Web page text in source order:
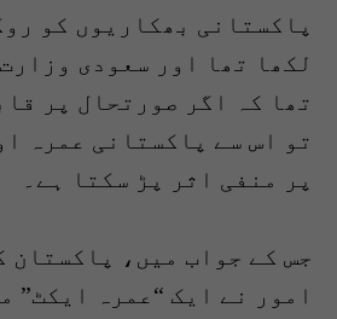
پاکستانی بھکاریوں کو
لکھا تھا اور سعودی
تھا کہ اگر صورتحال پر
تو اس سے پاکستانی عمرہ
پر منفی اثر پڑ سکتا ہے۔
جس کے جواب میں، پاکستان
امور نے ایک “عمرہ ایکٹ”